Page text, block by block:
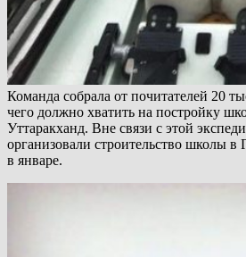
Команда собрала от почитателей 20
чего должно хватить на постройку
Уттаракханд. Вне связи с этой
организовали строительство школы в
в январе.